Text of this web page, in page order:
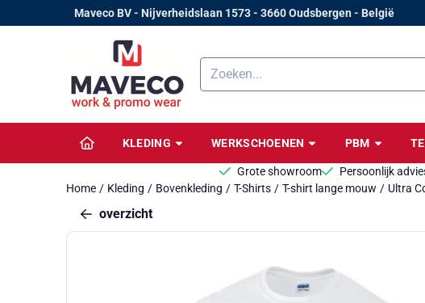
Cookievoorkeuren zijn beschikbaar. Kies instellingen of sta alle cookies toe.
Maveco BV - Nijverheidslaan 1573 - 3660 Oudsbergen - België
Zoeken
KLEDING WERKSCHOENEN PBM
Grote showroom Persoonlijk
Home / Kleding / Bovenkleding / T-Shirts / T-shirt lange mouw / Ultra
overzicht